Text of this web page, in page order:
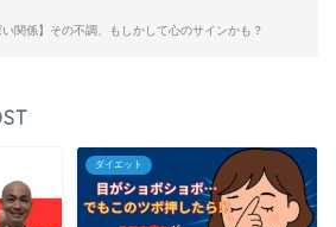
い関係】その不調、もしかして心のサインかも？
ダイエット